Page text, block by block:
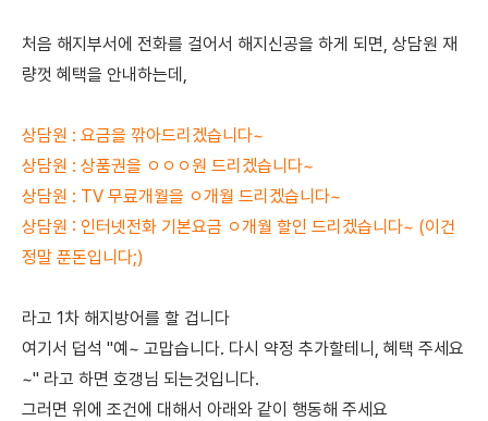
처음 해지부서에 전화를 걸어서 해지신공을 하게 되면, 상담원 재
량껏 혜택을 안내하는데,
상담원 : 요금을 깎아드리겠습니다~
상담원 : 상품권을 ㅇㅇㅇ원 드리겠습니다~
​상담원 : TV 무료개월을 ㅇ개월 드리겠습니다~
​상담원 : 인터넷전화 기본요금 ㅇ개월 할인 드리겠습니다~ (이건
정말 푼돈입니다;)
라고 1차 해지방어를 할 겁니다
여기서 덥석 "예~ 고맙습니다. 다시 약정 추가할테니, 혜택 주세요
~" 라고 하면 호갱님 되는것입니다.
그러면 위에 조건에 대해서 아래와 같이 행동해 주세요